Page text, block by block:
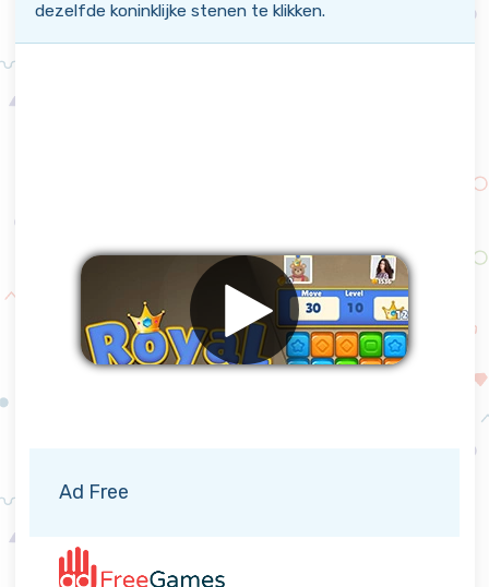
dezelfde koninklijke stenen te klikken.
Ad Free